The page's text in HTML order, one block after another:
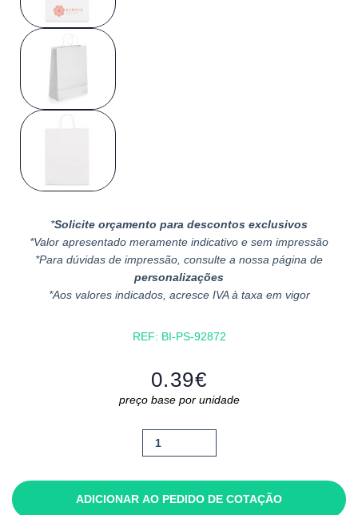
*Solicite orçamento para descontos exclusivos
*Valor apresentado meramente indicativo e sem impressão
*Para dúvidas de impressão, consulte a nossa página de
personalizações
*Aos valores indicados, acresce IVA à taxa em vigor
REF: BI-PS-92872
0.39€
preço base por unidade
Quantidade
de
Cabazon
ADICIONAR AO PEDIDO DE COTAÇÃO